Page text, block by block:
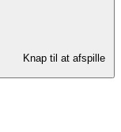
Knap til at afspille